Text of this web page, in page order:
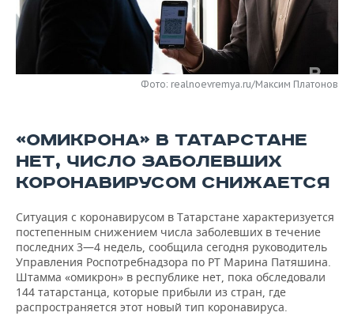
НЕФТЕХИМИЯ
НЕФТЬ
ОПК
РОЗНИЧНАЯ ТОРГОВЛЯ
НОВОСТИ ТЕХНОЛОГИЙ
ТЕЛЕКОММУНИКАЦИИ
МЕРОПРИЯТИЯ
НОВОСТИ МЕРОПРИЯТИЙ
БИЗНЕС-БРАНЧИ
ONLINE-КОНФЕРЕНЦИИ
ОТКРЫТАЯ ЛЕКЦИЯ
ФУТБОЛ
ХОККЕЙ
БАСКЕТБОЛ
ВОЛЕЙБОЛ
КИБЕРСПОРТ
НОВОСТИ ОБЩЕСТВА
ВЛАСТЬ
ИНФРАСТРУКТУРА
ИСТОРИЯ
КУЛЬТУРА
ФОТОГАЛЕРЕЯ
СЮЖЕТЫ
СПРАВОЧНИК
СПИСОК ПЕРСОН
СПИСОК КОМПАНИЙ
ПОЛНАЯ ВЕРСИЯ
Фото: realnoevremya.ru/Максим Платонов
«ОМИКРОНА» В ТАТАРСТАНЕ
НЕТ, ЧИСЛО ЗАБОЛЕВШИХ
КОРОНАВИРУСОМ СНИЖАЕТСЯ
Ситуация с коронавирусом в Татарстане характеризуется
постепенным снижением числа заболевших в течение
последних 3—4 недель, сообщила сегодня руководитель
Управления Роспотребнадзора по РТ Марина Патяшина.
Штамма «омикрон» в республике нет, пока обследовали
144 татарстанца, которые прибыли из стран, где
распространяется этот новый тип коронавируса.